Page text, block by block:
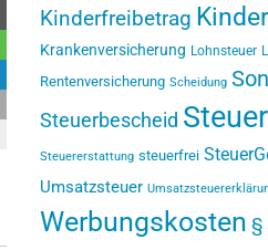
Kinderfreibetrag
Krankenversicherung Lohnsteuer
Rentenversicherung Scheidung
Steuerbescheid
Steuererstattung steuerfrei
Umsatzsteuer
Werbungskosten §